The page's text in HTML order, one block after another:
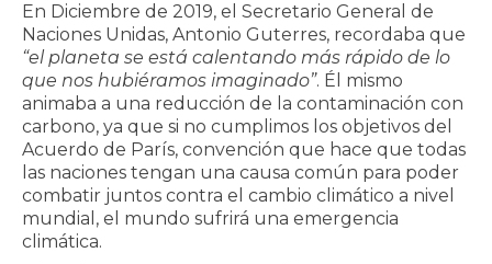
En Diciembre de 2019, el Secretario General de
Naciones Unidas, Antonio Guterres, recordaba que
“el planeta se está calentando más rápido de lo
que nos hubiéramos imaginado”. Él mismo
animaba a una reducción de la contaminación con
carbono, ya que si no cumplimos los objetivos del
Acuerdo de París, convención que hace que todas
las naciones tengan una causa común para poder
combatir juntos contra el cambio climático a nivel
mundial, el mundo sufrirá una emergencia
climática.